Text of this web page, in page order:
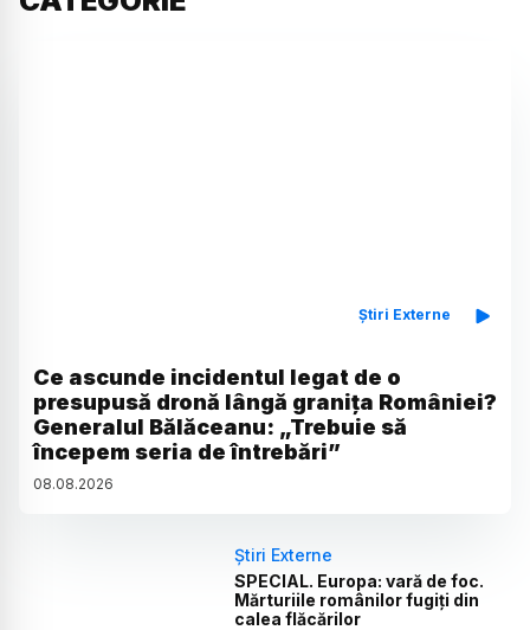
Știri Externe
Ce ascunde incidentul legat de o
presupusă dronă lângă granița României?
Generalul Bălăceanu: „Trebuie să
începem seria de întrebări”
08.08.2026
Știri Externe
SPECIAL. Europa: vară de foc.
Mărturiile românilor fugiți din
calea flăcărilor